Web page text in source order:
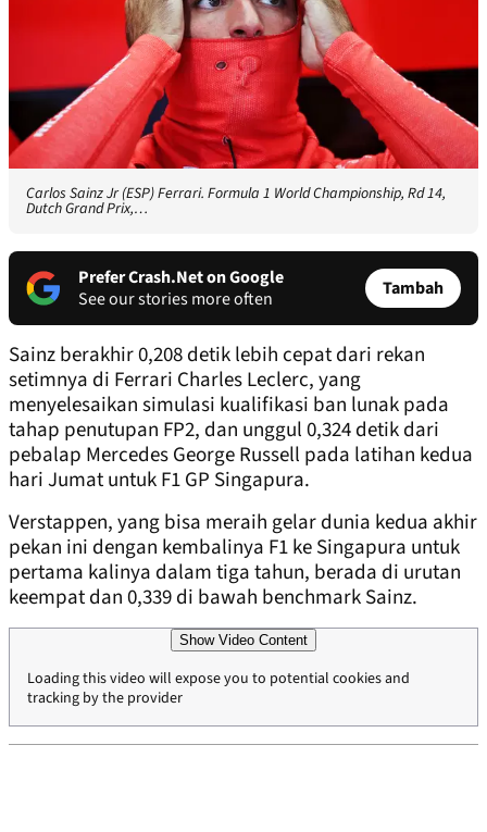
Carlos Sainz Jr (ESP) Ferrari. Formula 1 World Championship, Rd 14,
Dutch Grand Prix,…
Prefer Crash.Net on Google
See our stories more often
Tambah
Sainz berakhir 0,208 detik lebih cepat dari rekan
setimnya di Ferrari Charles Leclerc, yang
menyelesaikan simulasi kualifikasi ban lunak pada
tahap penutupan FP2, dan unggul 0,324 detik dari
pebalap Mercedes George Russell pada latihan kedua
hari Jumat untuk F1 GP Singapura.
Verstappen, yang bisa meraih gelar dunia kedua akhir
pekan ini dengan kembalinya F1 ke Singapura untuk
pertama kalinya dalam tiga tahun, berada di urutan
keempat dan 0,339 di bawah benchmark Sainz.
Show Video Content
Loading this video will expose you to potential cookies and
tracking by the provider